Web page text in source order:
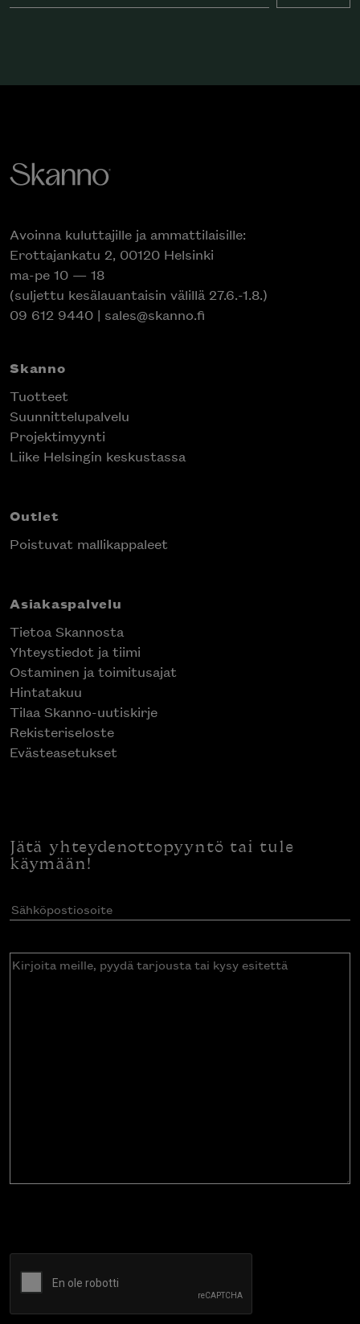
Avoinna kuluttajille ja ammattilaisille:
Erottajankatu 2, 00120 Helsinki
ma-pe 10 — 18
(suljettu kesälauantaisin välillä 27.6.-1.8.)
09 612 9440 | sales@skanno.fi
Skanno
Tuotteet
Suunnittelupalvelu
Projektimyynti
Liike Helsingin keskustassa
Outlet
Poistuvat mallikappaleet
Asiakaspalvelu
Tietoa Skannosta
Yhteystiedot ja tiimi
Ostaminen ja toimitusajat
Hintatakuu
Tilaa Skanno-uutiskirje
Rekisteriseloste
Evästeasetukset
Jätä yhteydenottopyyntö tai tule
käymään!
Sähköpostiosoite(Pakollinen)
Kirjoita